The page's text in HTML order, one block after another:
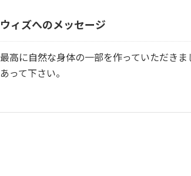
ウィズへのメッセージ
最高に自然な身体の一部を作っていただき
あって下さい。